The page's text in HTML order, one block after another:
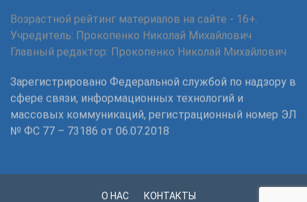
Возрастной рейтинг материалов на сайте - 16+.
Учредитель: Прокопенко Николай Михайлович
Главный редактор: Прокопенко Николай Михайлович
Зарегистрировано Федеральной службой по надзору в
сфере связи, информационных технологий и
массовых коммуникаций, регистрационный номер ЭЛ
№ ФС 77 – 73186 от 06.07.2018
О НАС КОНТАКТЫ